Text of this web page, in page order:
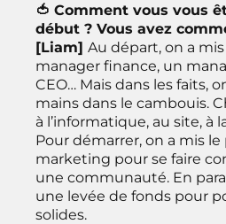
🍅 Comment vous vous
début ? Vous avez
[Liam] Au départ, on a
manager finance, un
CEO… Mais dans les faits,
mains dans le cambouis.
à l’informatique, au site, à
Pour démarrer, on a mis
marketing pour se faire
une communauté. En
une levée de fonds pour
solides.